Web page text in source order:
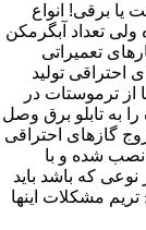
یا برقی! انواع
تعداد آبگرمکن
تعمیراتی
احتراقی تولید
از ترموستات در
به تابلو برق وصل
گازهای احتراقی
شده و با
که باشد باید
مشکلات اینها